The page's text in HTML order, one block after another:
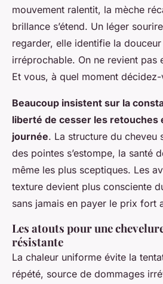
mouvement ralentit, la mèche
brillance s’étend. Un léger
regarder, elle identifie la
irréprochable. On ne revient pas
Et vous, à quel moment
Beaucoup insistent sur la
liberté de cesser les retouches
journée. La structure du cheveu
des pointes s’estompe, la santé
même les plus sceptiques. Les
texture devient plus consciente
sans jamais en payer le prix fort
Les atouts pour une
résistante
La chaleur uniforme évite la
répété, source de dommages